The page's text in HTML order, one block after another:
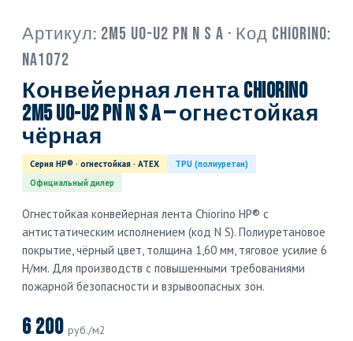
Артикул: 2M5 U0-U2 PN N S A · Код Chiorino:
NA1072
Конвейерная лента Chiorino
2M5 U0-U2 PN N S A — огнестойкая
чёрная
Серия HP® · огнестойкая · ATEX
TPU (полиуретан)
Официальный дилер
Огнестойкая конвейерная лента Chiorino HP® с
антистатическим исполнением (код N S). Полиуретановое
покрытие, чёрный цвет, толщина 1,60 мм, тяговое усилие 6
Н/мм. Для производств с повышенными требованиями
пожарной безопасности и взрывоопасных зон.
6 200 руб./м2